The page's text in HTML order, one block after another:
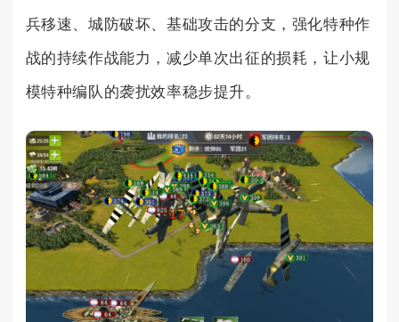
兵移速、城防破坏、基础攻击的分支，强化特种作
战的持续作战能力，减少单次出征的损耗，让小规
模特种编队的袭扰效率稳步提升。